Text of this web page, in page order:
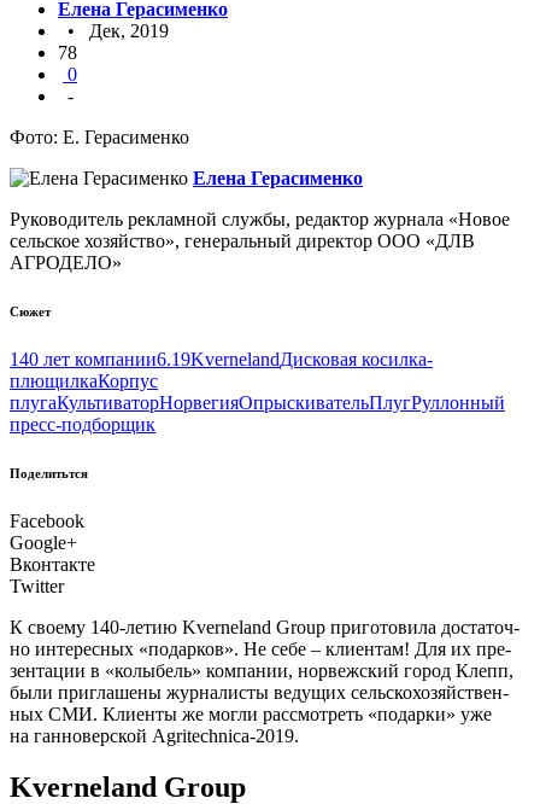
Елена Герасименко
• Дек, 2019
78
0
-
Фото: Е. Герасименко
Елена Герасименко
Руководитель рекламной службы, редактор журнала «Новое
сельское хозяйство», генеральный директор OOO «ДЛВ
АГРОДЕЛО»
Сюжет
140 лет компании6.19KvernelandДисковая косилка-
плющилкаКорпус
плугаКультиваторНорвегияОпрыскивательПлугРуллонный
пресс-подборщик
Поделитьтся
Facebook
Google+
Вконтакте
Twitter
К сво­е­му 140‑летию Kverneland Group при­го­то­ви­ла доста­точ­
но инте­рес­ных «подар­ков». Не себе – кли­ен­там! Для их пре­
зен­та­ции в «колы­бель» ком­па­нии, нор­веж­ский город Клепп,
были при­гла­ше­ны жур­на­ли­сты веду­щих сель­ско­хо­зяй­ствен­
ных СМИ. Кли­ен­ты же мог­ли рас­смот­реть «подар­ки» уже
на ган­но­вер­ской Agritechnica‑2019.
Kverneland Group